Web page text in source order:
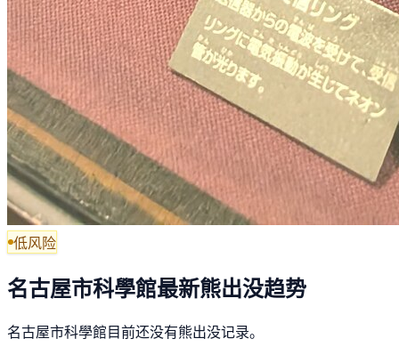
低风险
名古屋市科學館最新熊出没趋势
名古屋市科學館目前还没有熊出没记录。